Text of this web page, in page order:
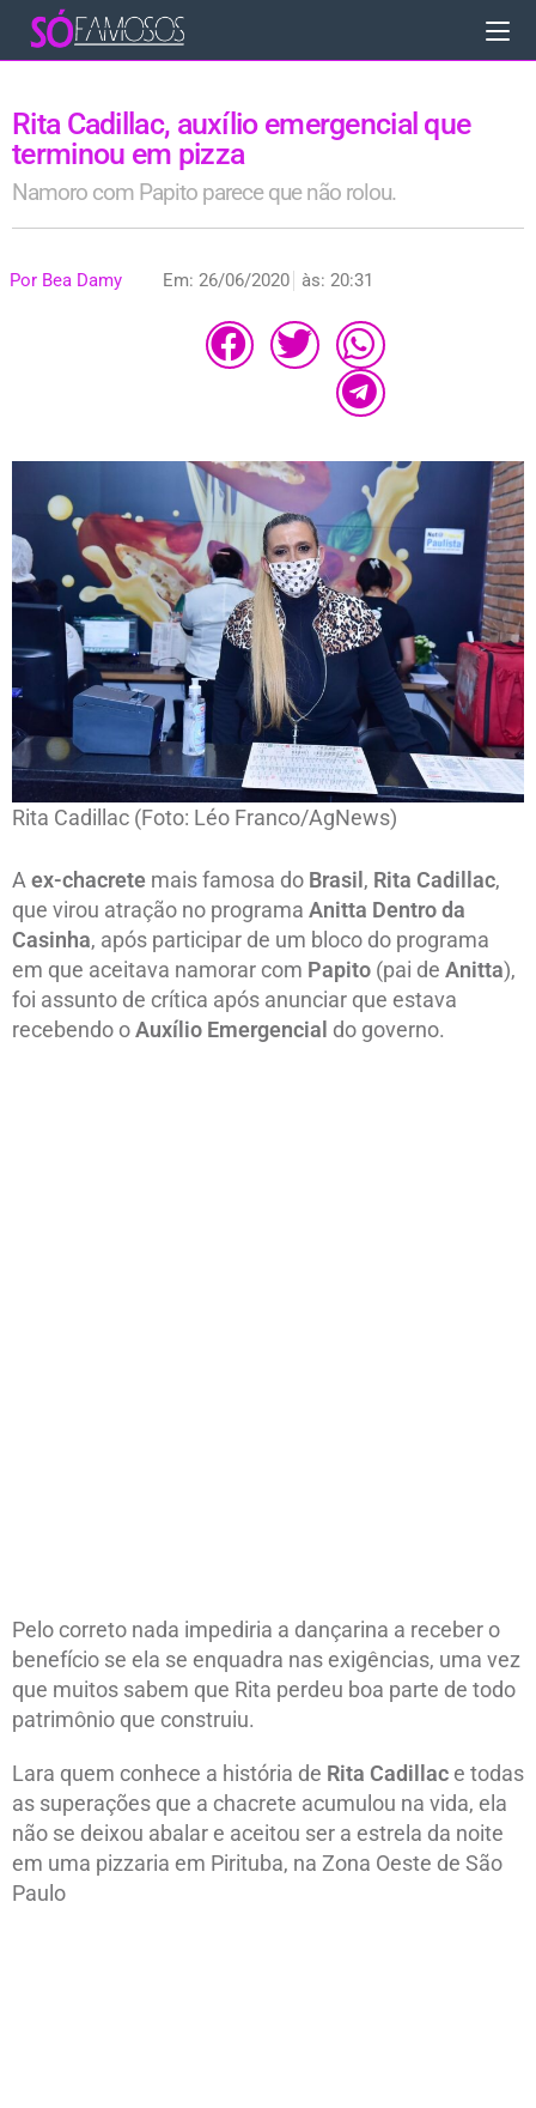
Rita Cadillac, auxílio emergencial que
terminou em pizza
Namoro com Papito parece que não rolou.
Por Bea Damy Em: 26/06/2020 às: 20:31
Rita Cadillac (Foto: Léo Franco/AgNews)
A ex-chacrete mais famosa do Brasil , Rita Cadillac,
que virou atração no programa Anitta Dentro da
Casinha, após participar de um bloco do programa
em que aceitava namorar com Papito (pai de Anitta),
foi assunto de crítica após anunciar que estava
recebendo oAuxílio Emergencial do governo.
Pelo correto nada impediria a dançarina a receber o
benefício se ela se enquadra nas exigências, uma vez
que muitos sabem que Rita perdeu boa parte de todo
patrimônio que construiu.
Lara quem conhece a história de Rita Cadillace todas
as superações que a chacrete acumulou na vida, ela
não se deixou abalar e aceitou ser a estrela da noite
em uma pizzaria em Pirituba, na Zona Oeste de São
Paulo